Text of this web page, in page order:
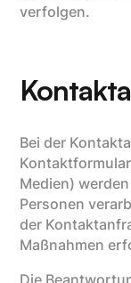
verfolgen.
Bei der
Medien)
Personen
der
Maßnahmen